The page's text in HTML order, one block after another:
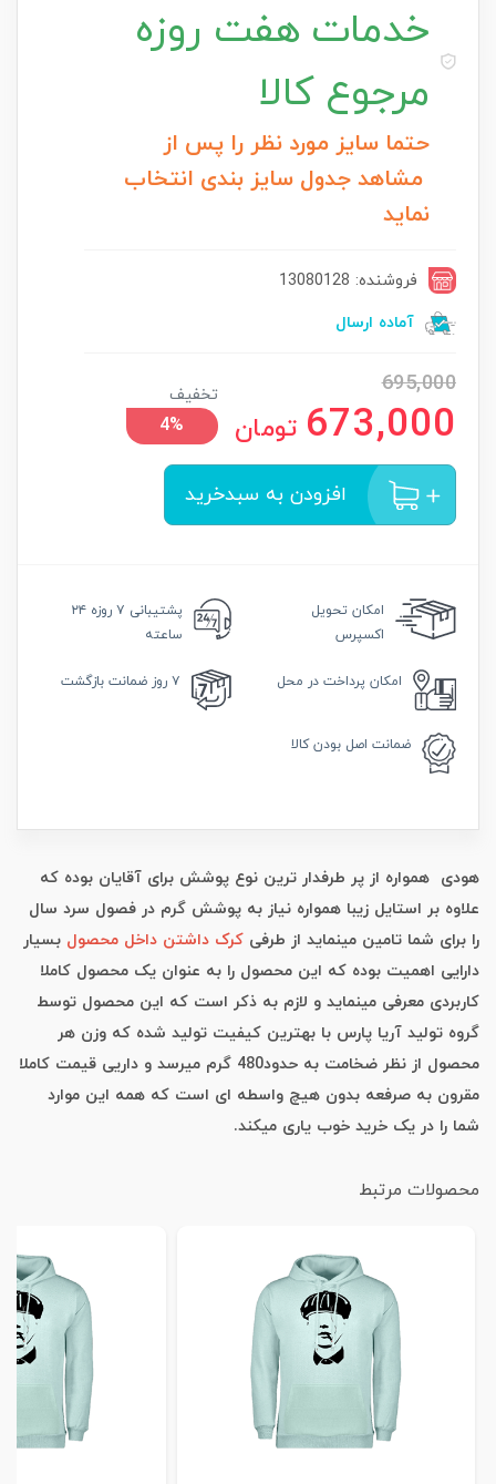
خدمات هفت روزه
مرجوع کالا
حتما سایز مورد نظر را پس از
مشاهد جدول سایز بندی انتخاب
نماید
فروشنده: 13080128
آماده ارسال
695,000
673,000 تومان
تخفیف
4%
افزودن به سبدخرید
امکان تحویل
اکسپرس
پشتیبانی
۷ روزه ۲۴
ساعته
امکان پرداخت در محل ۷ روز ضمانت بازگشت
ضمانت اصل بودن کالا
هودی همواره از پر طرفدار ترین نوع پوشش برای آقایان بوده که
علاوه بر استایل زیبا همواره نیاز به پوشش گرم در فصول سرد سال
را برای شما تامین مینماید از طرفی کرک داشتن داخل محصول بسیار
دارایی اهمیت بوده که این محصول را به عنوان یک محصول کاملا
کاربردی معرفی مینماید و لازم به ذکر است که این محصول توسط
گروه تولید آریا پارس با بهترین کیفیت تولید شده که وزن هر
محصول از نظر ضخامت به حدود480 گرم میرسد و داریی قیمت کاملا
مقرون به صرفعه بدون هیچ واسطه ای است که همه این موارد
شما را در یک خرید خوب یاری میکند.
محصولات مرتبط